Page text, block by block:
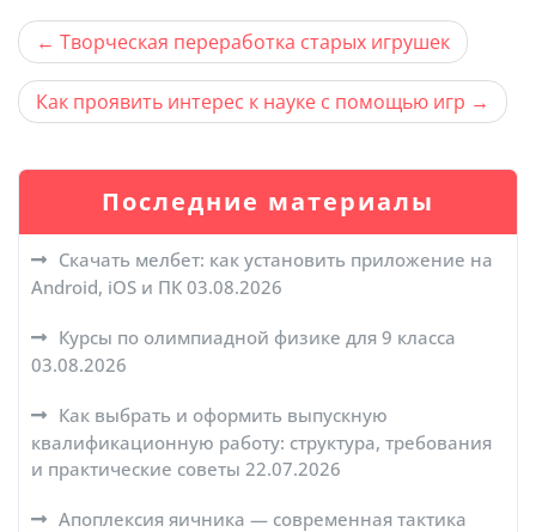
Навигация
по
записям
Творческая переработка старых игрушек
Как проявить интерес к науке с помощью игр
Последние материалы
Скачать мелбет: как установить приложение на
Android, iOS и ПК 03.08.2026
Курсы по олимпиадной физике для 9 класса
03.08.2026
Как выбрать и оформить выпускную
квалификационную работу: структура, требования
и практические советы 22.07.2026
Апоплексия яичника — современная тактика